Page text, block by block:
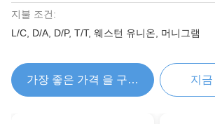
지불 조건:
L/C, D/A, D/P, T/T, 웨스턴 유니온, 머니그램
가장 좋은 가격 을 구하라 지